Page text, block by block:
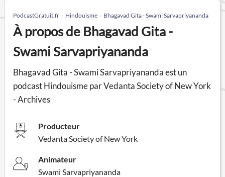
PodcastGratuit.fr Hindouisme Bhagavad Gita - Swami Sarvapriyananda
À propos de Bhagavad Gita -
Swami Sarvapriyananda
Bhagavad Gita - Swami Sarvapriyananda est un
podcast Hindouisme par Vedanta Society of New York
- Archives
Producteur
Vedanta Society of New York
Animateur
Swami Sarvapriyananda